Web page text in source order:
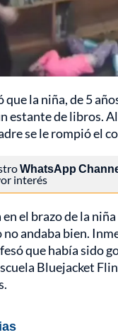
la niña, de 5
estante de libros.
se le rompió el
WhatsApp
interés
el brazo de la
no andaba bien.
que había sido
Bluejacket